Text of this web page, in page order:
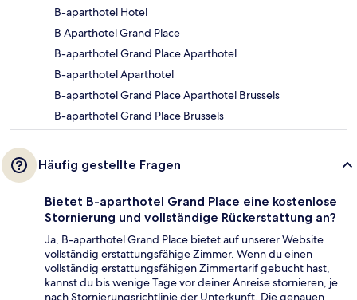
B-aparthotel Hotel
B Aparthotel Grand Place
B-aparthotel Grand Place Aparthotel
B-aparthotel Aparthotel
B-aparthotel Grand Place Aparthotel Brussels
B-aparthotel Grand Place Brussels
Häufig gestellte Fragen
Bietet B-aparthotel Grand Place eine kostenlose
Stornierung und vollständige Rückerstattung an?
Ja, B-aparthotel Grand Place bietet auf unserer Website
vollständig erstattungsfähige Zimmer. Wenn du einen
vollständig erstattungsfähigen Zimmertarif gebucht hast,
kannst du bis wenige Tage vor deiner Anreise stornieren, je
nach Stornierungsrichtlinie der Unterkunft. Die genauen